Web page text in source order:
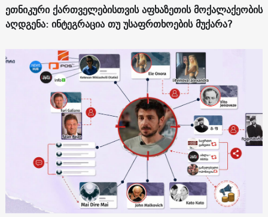
ეთნიკური ქართველებისთვის აფხაზეთის მოქალაქეობის
აღდგენა: ინტეგრაცია თუ უსაფრთხოების მუქარა?